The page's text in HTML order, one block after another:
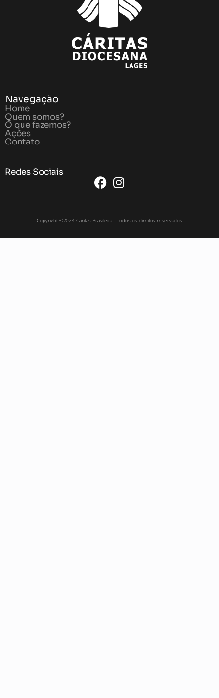
Navegação
Home
Quem somos?
O que fazemos?
Ações
Contato
Redes Sociais
Copyright ©2024 Cáritas Brasileira - Todos os direitos reservados